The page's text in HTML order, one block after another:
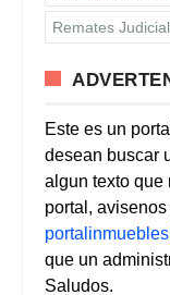
Remates
Este es un
desean buscar
algun texto que
portal,
que un
Saludos.